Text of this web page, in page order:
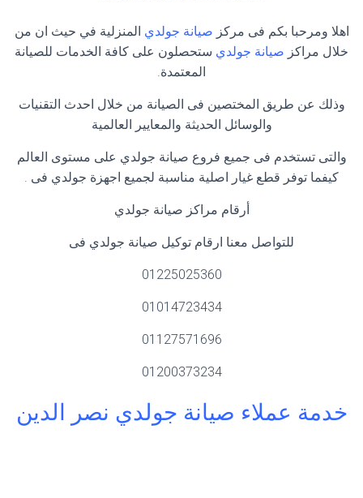
اهلا ومرحبا بكم فى مركز صيانة جولدي المنزلية في حيث ان من
خلال مراكز صيانة جولدي ستحصلون على كافة الخدمات للصيانة
المعتمدة.
وذلك عن طريق المختصين فى الصيانة من خلال احدث التقنيات
والوسائل الحديثة والمعايير العالمية
والتى تستخدم فى جميع فروع صيانة جولدي على مستوى العالم
كيفما توفر قطع غيار اصلية مناسبة لجميع اجهزة جولدي فى .
أرقام مراكز صيانة جولدي
للتواصل معنا ارقام توكيل صيانة جولدي فى
01225025360
01014723434
01127571696
01200373234
خدمة عملاء صيانة جولدي نصر الدين